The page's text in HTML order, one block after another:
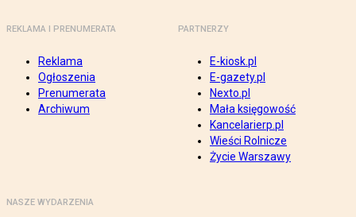
REKLAMA I PRENUMERATA
Reklama
Ogłoszenia
Prenumerata
Archiwum
PARTNERZY
E-kiosk.pl
E-gazety.pl
Nexto.pl
Mała księgowość
Kancelarierp.pl
Wieści Rolnicze
Życie Warszawy
NASZE WYDARZENIA